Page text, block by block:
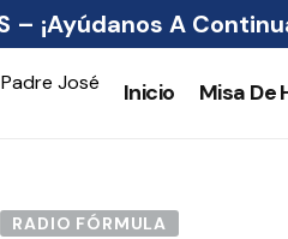
– ¡Ayúdanos A
Inicio Misa De
RADIO FÓRMULA